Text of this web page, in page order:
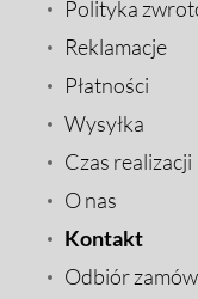
Polityka
Reklamacje
Płatności
Wysyłka
Czas realizacji
O nas
Kontakt
Odbiór